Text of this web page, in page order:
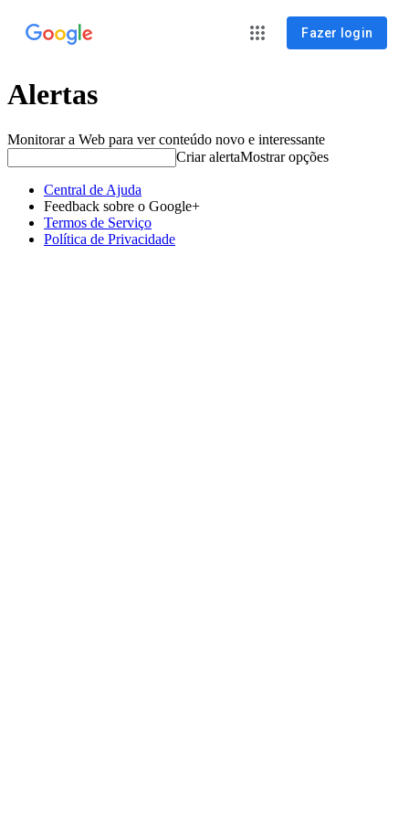
Fazer login
Alertas
Monitorar a Web para ver conteúdo novo e interessante
Criar alertaMostrar opções
Central de Ajuda
Feedback sobre o Google+
Termos de Serviço
Política de Privacidade